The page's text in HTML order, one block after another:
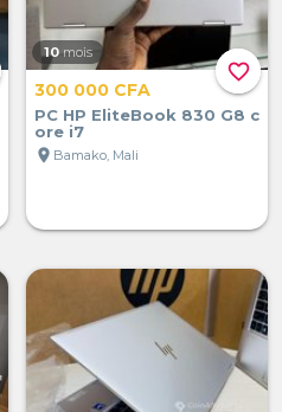
favorite_border
10 mois
300 000 CFA
PC HP EliteBook 830 G8 c
ore i7
location_on Bamako, Mali